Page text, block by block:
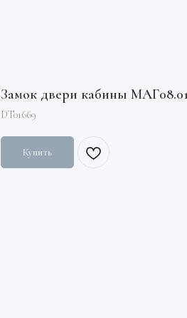
Замок двери кабины
DT01669
Купить